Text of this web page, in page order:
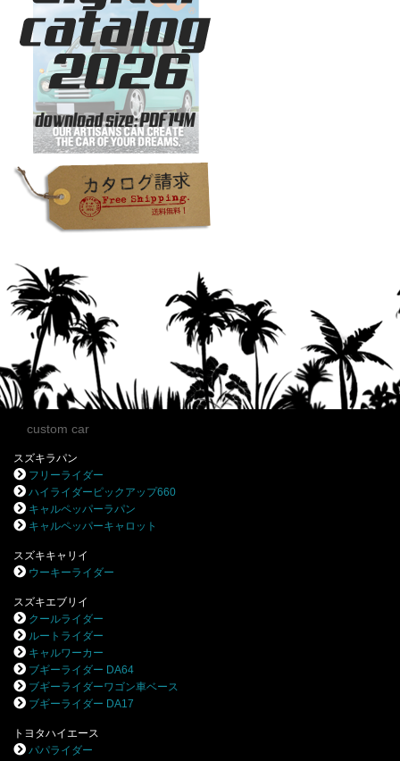
custom car
スズキラパン
フリーライダー
ハイライダーピックアップ660
キャルペッパーラパン
キャルペッパーキャロット
スズキキャリイ
ウーキーライダー
スズキエブリイ
クールライダー
ルートライダー
キャルワーカー
ブギーライダー DA64
ブギーライダーワゴン車ベース
ブギーライダー DA17
トヨタハイエース
パパライダー